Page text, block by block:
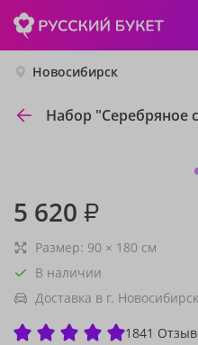
Новосибирск
Набор "Серебряное
5 620 ₽
Размер: 90 × 180 см
В наличии
Доставка в г.
1841